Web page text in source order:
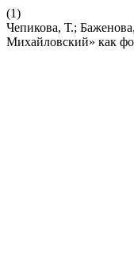
(1)
Чепикова, Т.;
Михайловский» как